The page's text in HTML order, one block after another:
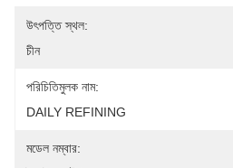
উৎপত্তি স্থল:
চীন
পরিচিতিমুলক নাম:
DAILY REFINING
মডেল নম্বার: